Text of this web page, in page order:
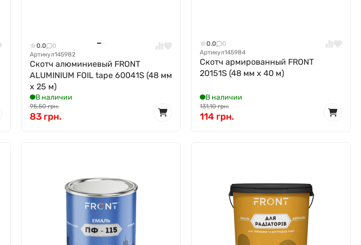
0.0
0
Артикул145982
Скотч алюминиевый FRONT
ALUMINIUM FOIL tape 60041S (48 мм
x 25 м)
В наличии
95,50 грн.
83 грн.
0.0
0
Артикул145984
Скотч армированный FRONT
20151S (48 мм x 40 м)
В наличии
131,10 грн.
114 грн.